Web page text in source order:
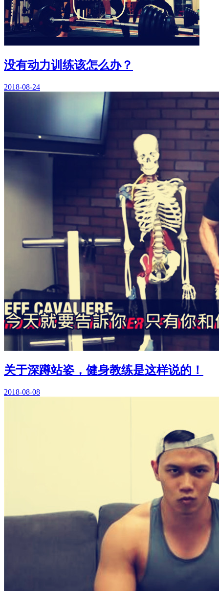
没有动力训练该怎么办？
2018-08-24
关于深蹲站姿，健身教练是这样说的！
2018-08-08